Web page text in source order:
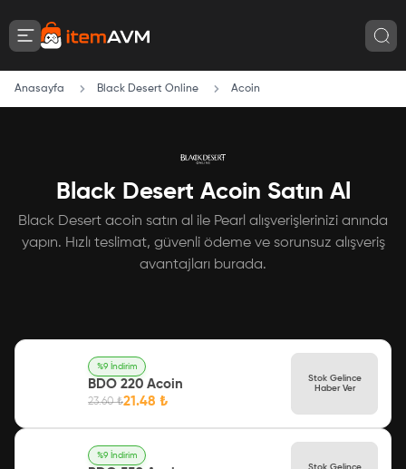
Anasayfa Black Desert Online Acoin
Black Desert Acoin Satın Al
Black Desert acoin satın al ile Pearl alışverişlerinizi anında
yapın. Hızlı teslimat, güvenli ödeme ve sorunsuz alışveriş
avantajları burada.
%9 İndirim
BDO 220 Acoin
23.60₺21.48 ₺
Stok Gelince
Haber Ver
%9 İndirim
Stok Gelince